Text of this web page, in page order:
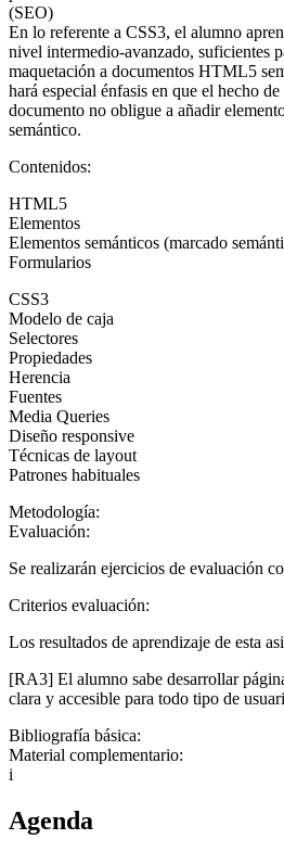
(SEO)
En lo referente a CSS3, el alumno
nivel intermedio-avanzado, suficientes
maquetación a documentos HTML5
hará especial énfasis en que el hecho
documento no obligue a añadir
semántico.
Contenidos:
HTML5
Elementos
Elementos semánticos (marcado
Formularios
CSS3
Modelo de caja
Selectores
Propiedades
Herencia
Fuentes
Media Queries
Diseño responsive
Técnicas de layout
Patrones habituales
Metodología:
Evaluación:
Se realizarán ejercicios de evaluación
Criterios evaluación:
Los resultados de aprendizaje de esta
[RA3] El alumno sabe desarrollar
clara y accesible para todo tipo de
Bibliografía básica:
Material complementario:
i
Agenda